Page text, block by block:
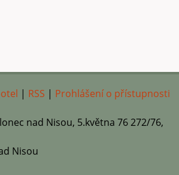
| RSS | Prohlášení o přístupnosti
nad Nisou, 5.května 76 272/76,
Nisou